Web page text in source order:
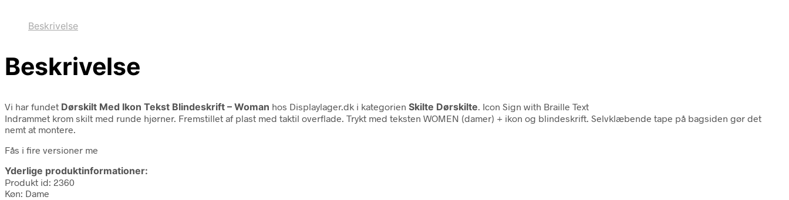
Beskrivelse
Beskrivelse
Vi har fundet Dørskilt Med Ikon Tekst Blindeskrift – Woman hos Displaylager.dk i kategorien Skilte Dørskilte . Icon Sign with Braille Text
Indrammet krom skilt med runde hjørner. Fremstillet af plast med taktil overflade. Trykt med teksten WOMEN (damer) + ikon og blindeskrift. Selvklæbende tape på bagsiden gør det
nemt at montere.
Fås i fire versioner me
Yderlige produktinformationer:
Produkt id: 2360
Køn: Dame